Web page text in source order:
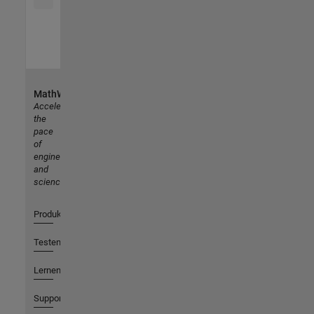
MathWorks
Accelerating
the
pace
of
engineering
and
science
Produkte
Testen oder Kaufen
Lernen
Support